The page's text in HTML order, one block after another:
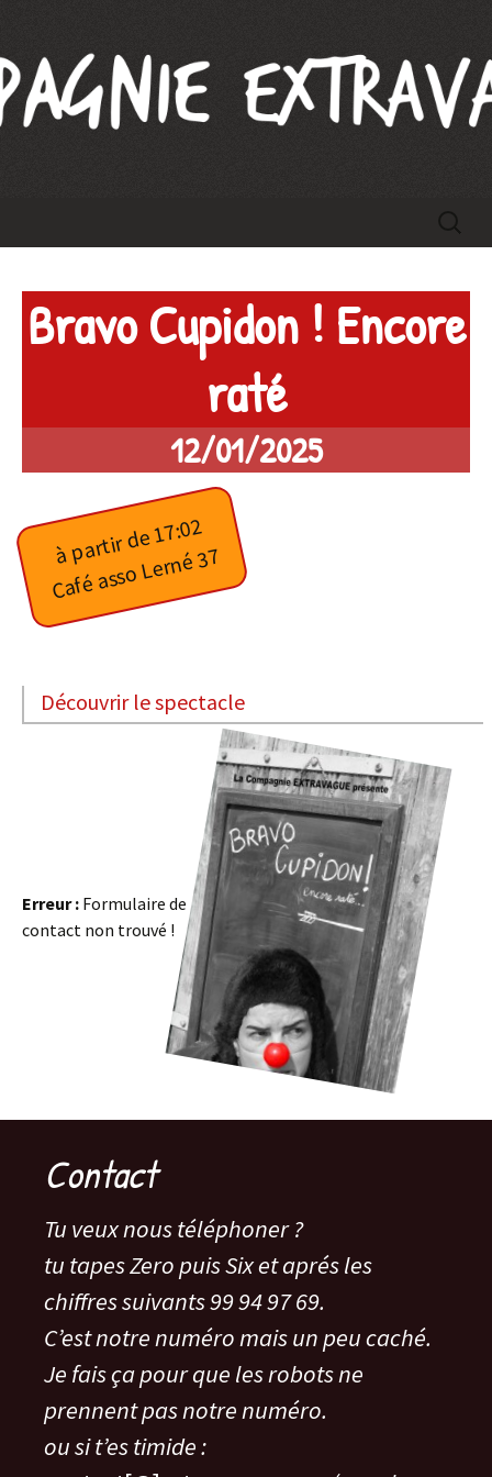
Compagnie Extravague
Bravo Cupidon ! Encore
raté
12/01/2025
à partir de 17:02
Café asso Lerné 37
Découvrir le spectacle
Erreur : Formulaire de
contact non trouvé !
Contact
Tu veux nous téléphoner ?
tu tapes Zero puis Six et aprés les
chiffres suivants 99 94 97 69.
C’est notre numéro mais un peu caché.
Je fais ça pour que les robots ne
prennent pas notre numéro.
ou si t’es timide :